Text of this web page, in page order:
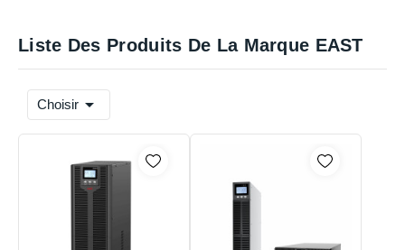
Liste Des Produits De La Marque EAST
Choisir 